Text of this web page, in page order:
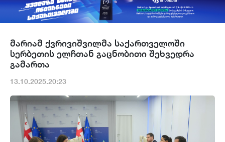
მარიამ ქვრივიშვილმა საქართველოში
სერბეთის ელჩთან გაცნობითი შეხვედრა
გამართა
13.10.2025.20:23